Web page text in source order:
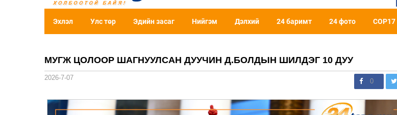
Эхлэл Улс төр Эдийн засаг Нийгэм Дэлхий 24 баримт 24 фото COP17
МУГЖ ЦОЛООР ШАГНУУЛСАН ДУУЧИН Д.БОЛДЫН ШИЛДЭГ 10 ДУУ
2026-7-07 0